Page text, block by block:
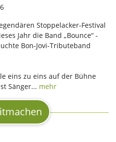
Stoppelacker-Festival
Jahr die Band „Bounce“ -
Bon-Jovi-Tributeband
eins zu eins auf der Bühne
Sänger... mehr